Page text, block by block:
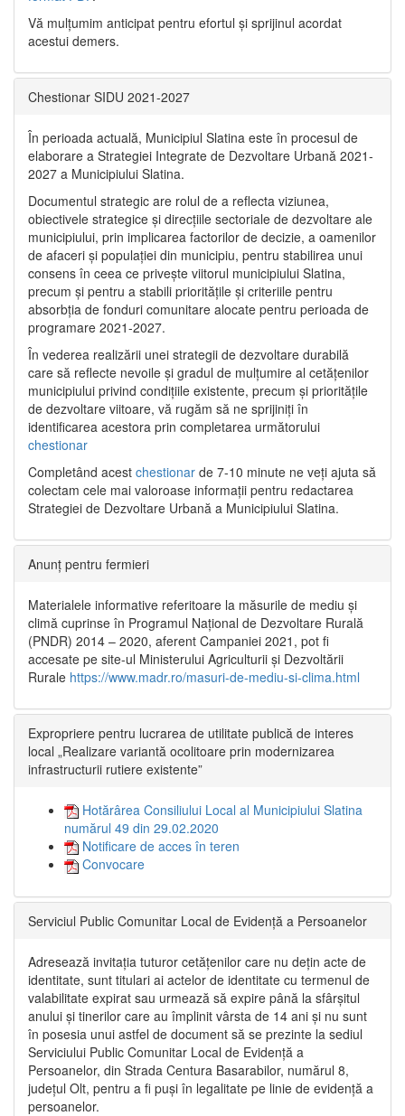
Vă mulţumim anticipat pentru efortul şi sprijinul acordat
acestui demers.
Chestionar SIDU 2021-2027
În perioada actuală, Municipiul Slatina este în procesul de
elaborare a Strategiei Integrate de Dezvoltare Urbană 2021‐
2027 a Municipiului Slatina.
Documentul strategic are rolul de a reflecta viziunea,
obiectivele strategice și direcțiile sectoriale de dezvoltare ale
municipiului, prin implicarea factorilor de decizie, a oamenilor
de afaceri și populației din municipiu, pentru stabilirea unui
consens în ceea ce privește viitorul municipiului Slatina,
precum și pentru a stabili prioritățile și criteriile pentru
absorbția de fonduri comunitare alocate pentru perioada de
programare 2021-2027.
În vederea realizării unei strategii de dezvoltare durabilă
care să reflecte nevoile și gradul de mulțumire al cetățenilor
municipiului privind condițiile existente, precum și prioritățile
de dezvoltare viitoare, vă rugăm să ne sprijiniți în
identificarea acestora prin completarea următorului
chestionar
Completând acest chestionar de 7-10 minute ne veți ajuta să
colectam cele mai valoroase informații pentru redactarea
Strategiei de Dezvoltare Urbană a Municipiului Slatina.
Anunț pentru fermieri
Materialele informative referitoare la măsurile de mediu și
climă cuprinse în Programul Național de Dezvoltare Rurală
(PNDR) 2014 – 2020, aferent Campaniei 2021, pot fi
accesate pe site-ul Ministerului Agriculturii și Dezvoltării
Rurale https://www.madr.ro/masuri-de-mediu-si-clima.html
Expropriere pentru lucrarea de utilitate publică de interes
local „Realizare variantă ocolitoare prin modernizarea
infrastructurii rutiere existente”
Hotărârea Consiliului Local al Municipiului Slatina
numărul 49 din 29.02.2020
Notificare de acces în teren
Convocare
Serviciul Public Comunitar Local de Evidență a Persoanelor
Adresează invitația tuturor cetățenilor care nu dețin acte de
identitate, sunt titulari ai actelor de identitate cu termenul de
valabilitate expirat sau urmează să expire până la sfârșitul
anului și tinerilor care au împlinit vârsta de 14 ani și nu sunt
în posesia unui astfel de document să se prezinte la sediul
Serviciului Public Comunitar Local de Evidență a
Persoanelor, din Strada Centura Basarabilor, numărul 8,
județul Olt, pentru a fi puși în legalitate pe linie de evidență a
persoanelor.